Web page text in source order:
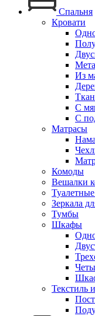
Спальня
Кровати
Из
С
С
Матрасы
Комоды
Вешалки
Зеркала
Тумбы
Шкафы
Текстиль